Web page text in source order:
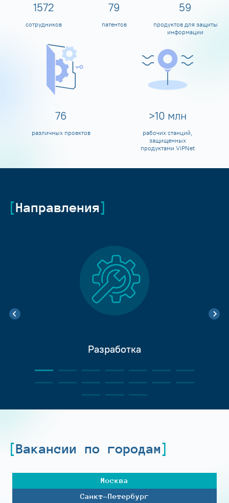
1600
сотрудников
80
патентов
60
продуктов для защиты
информации
80
различных проектов
>10 млн
рабочих станций,
защищенных
продуктами ViPNet
Направления
Разработка
Вакансии по городам
Москва
Санкт-Петербург